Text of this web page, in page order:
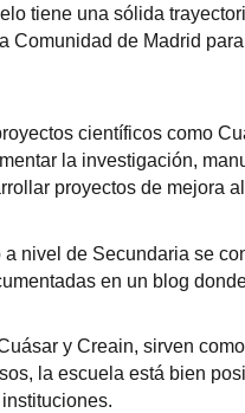
tiene una sólida
Comunidad de Madrid
científicos como
la investigación,
proyectos de mejora
nivel de Secundaria se
en un blog
y Creain, sirven
la escuela está bien